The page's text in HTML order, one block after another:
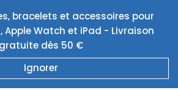
bracelets et accessoires pour
Apple Watch et iPad - Livraison
gratuite dès 50 €
Ignorer